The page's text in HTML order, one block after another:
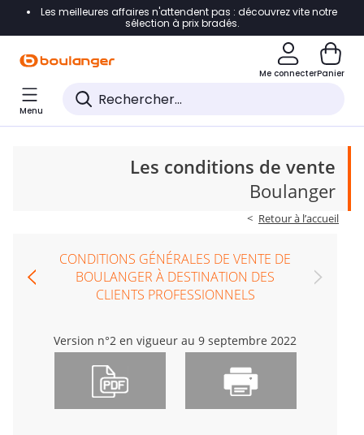
Accéder directement à la navigation
Accéder directement au pied de page
Accéder directement au chatbot
Les meilleures affaires n'attendent pas : découvrez vite notre
sélection à prix bradés.
Me connecterPanier
Menu
Les conditions de vente
Boulanger
Retour à l’accueil
CONDITIONS GÉNÉRALES DE VENTE DE
BOULANGER À DESTINATION DES
CLIENTS PROFESSIONNELS
Version n°2 en vigueur au 9 septembre 2022